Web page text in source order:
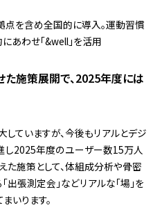
点を含め全国的に導入。運動習慣
あわせ「&well」を活用
施策展開で、2025年度には
ていますが、今後もリアルとデジ
し2025年度のユーザー数15万人
た施策として、体組成分析や骨密
張測定会」などリアルな「場」を
いります。